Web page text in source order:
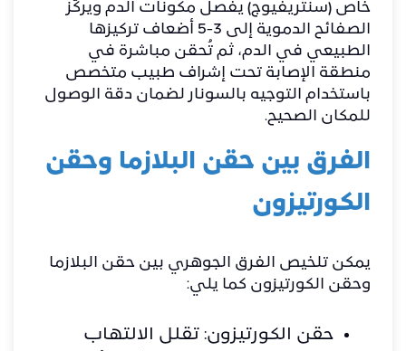
خاص (سنتريفيوج) يفصل مكونات الدم ويركّز
الصفائح الدموية إلى 3-5 أضعاف تركيزها
الطبيعي في الدم، ثم تُحقن مباشرة في
منطقة الإصابة تحت إشراف طبيب متخصص
باستخدام التوجيه بالسونار لضمان دقة الوصول
للمكان الصحيح.
الفرق بين حقن البلازما وحقن
الكورتيزون
يمكن تلخيص الفرق الجوهري بين حقن البلازما
وحقن الكورتيزون كما يلي:
حقن الكورتيزون: تقلل الالتهاب